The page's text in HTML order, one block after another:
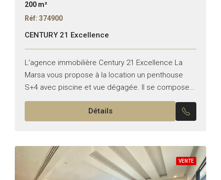
200 m²
Réf: 374900
CENTURY 21 Excellence
L’agence immobilière Century 21 Excellence La
Marsa vous propose à la location un penthouse
S+4 avec piscine et vue dégagée. Il se compose
de : *Partie jour : – Un double salon...
Détails
VENTE